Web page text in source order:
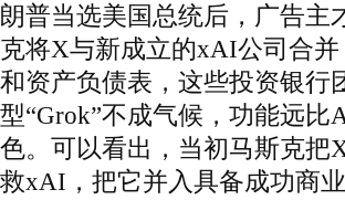
朗普当选美国总统后，广告主
克将X与新成立的xAI公司合
和资产负债表，这些投资银
型“Grok”不成气候，功能远
色。可以看出，当初马斯克
救xAI，把它并入具备成功商